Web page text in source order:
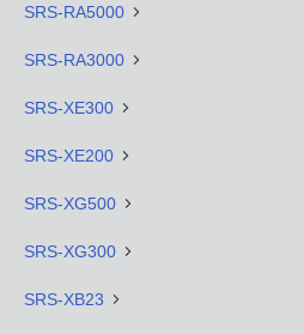
SRS-RA5000
SRS-RA3000
SRS-XE300
SRS-XE200
SRS-XG500
SRS-XG300
SRS-XB23